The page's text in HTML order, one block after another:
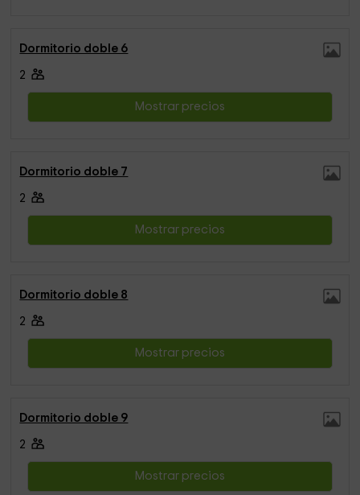
Dormitorio doble 6
2
Mostrar precios
Dormitorio doble 7
2
Mostrar precios
Dormitorio doble 8
2
Mostrar precios
Dormitorio doble 9
2
Mostrar precios